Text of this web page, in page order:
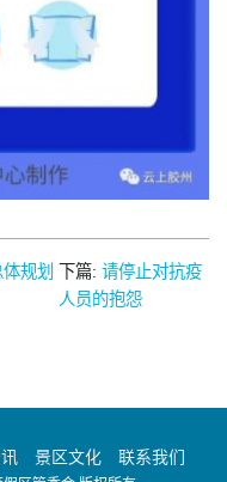
规划
下篇:请停止对抗疫
人员的抱怨
景区文化 联系我们